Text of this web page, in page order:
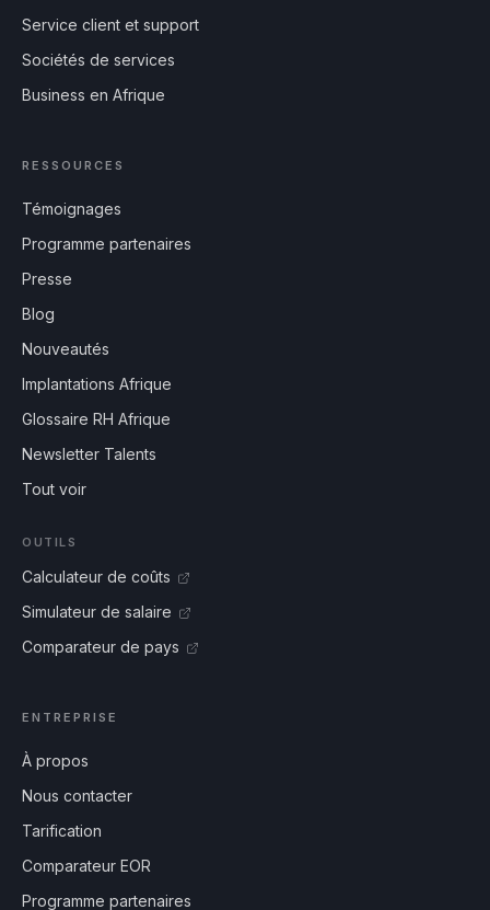
Service client et support
Sociétés de services
Business en Afrique
RESSOURCES
Témoignages
Programme partenaires
Presse
Blog
Nouveautés
Implantations Afrique
Glossaire RH Afrique
Newsletter Talents
Tout voir
OUTILS
Calculateur de coûts
Simulateur de salaire
Comparateur de pays
ENTREPRISE
À propos
Nous contacter
Tarification
Comparateur EOR
Programme partenaires